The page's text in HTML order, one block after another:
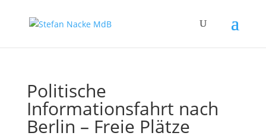
Politische
Informationsfahrt nach
Berlin – Freie Plätze